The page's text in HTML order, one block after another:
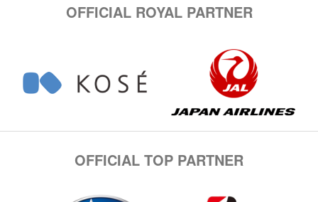
OFFICIAL ROYAL PARTNER
OFFICIAL TOP PARTNER